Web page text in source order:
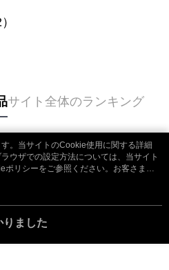
サイト全体のランキング
。当サイトのCookie使用に関する詳細
ウザでの設定方法については、当サイト
ポリシーをご参照ください。お客さま
合、当社がサイト利用規約のCookieポリ
りました